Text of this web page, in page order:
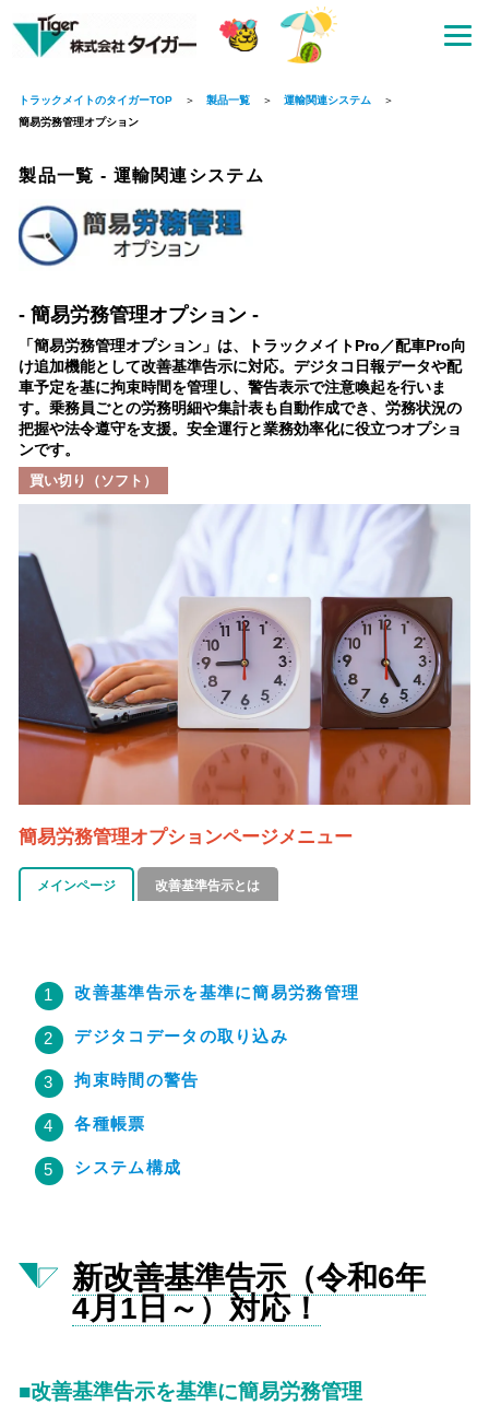
トラックメイトのタイガーTOP 製品一覧
運輸関連システム
簡易労務管理オプション
- 簡易労務管理オプション -
「簡易労務管理オプション」は、トラックメイトPro／配車Pro向
け追加機能として改善基準告示に対応。デジタコ日報データや配
車予定を基に拘束時間を管理し、警告表示で注意喚起を行いま
す。乗務員ごとの労務明細や集計表も自動作成でき、労務状況の
把握や法令遵守を支援。安全運行と業務効率化に役立つオプショ
ンです。
買い切り（ソフト）
製品一覧 - 運輸関連システム
簡易労務管理オプションページメニュー
メインページ 改善基準告示とは
改善基準告示を基準に簡易労務管理
デジタコデータの取り込み
拘束時間の警告
各種帳票
システム構成
新改善基準告示（令和6年
4月1日～）対応！
■改善基準告示を基準に簡易労務管理